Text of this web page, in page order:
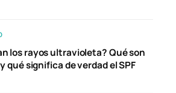
los rayos ultravioleta? Qué son
qué significa de verdad el SPF